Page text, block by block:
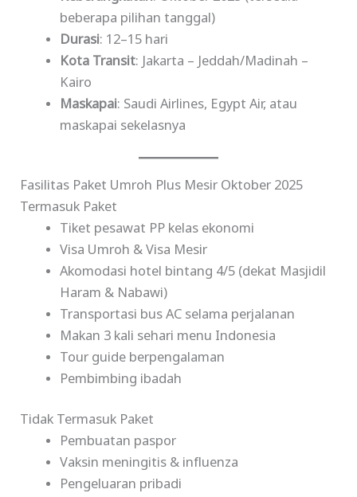
beberapa pilihan tanggal)
Durasi: 12–15 hari
Kota Transit: Jakarta – Jeddah/Madinah –
Kairo
Maskapai: Saudi Airlines, Egypt Air, atau
maskapai sekelasnya
Fasilitas Paket Umroh Plus Mesir Oktober 2025
Termasuk Paket
Tiket pesawat PP kelas ekonomi
Visa Umroh & Visa Mesir
Akomodasi hotel bintang 4/5 (dekat Masjidil
Haram & Nabawi)
Transportasi bus AC selama perjalanan
Makan 3 kali sehari menu Indonesia
Tour guide berpengalaman
Pembimbing ibadah
Tidak Termasuk Paket
Pembuatan paspor
Vaksin meningitis & influenza
Pengeluaran pribadi